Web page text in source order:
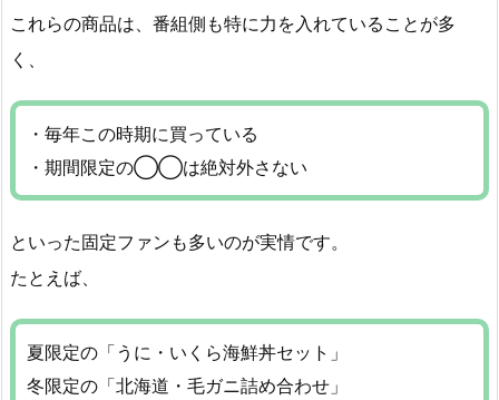
これらの商品は、番組側も特に力を入れていることが多
く、
・毎年この時期に買っている
・期間限定の◯◯は絶対外さない
といった固定ファンも多いのが実情です。
たとえば、
夏限定の「うに・いくら海鮮丼セット」
冬限定の「北海道・毛ガニ詰め合わせ」